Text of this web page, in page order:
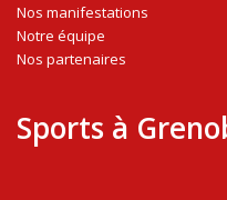
Nos manifestations
Notre équipe
Nos partenaires
Sports à